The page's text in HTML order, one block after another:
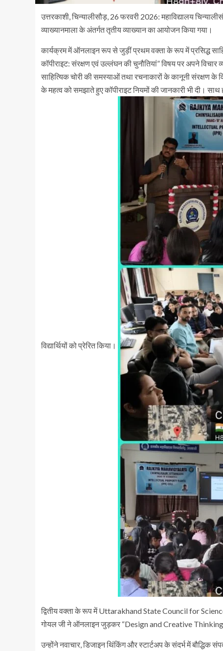
उत्तरकाशी, चिन्यालीसौड़, 26 फरवरी 2026: महाविद्यालय
व्याख्यानमाला के अंतर्गत तृतीय व्याख्यान का आयोजन किया गया।
कार्यक्रम में ऑनलाइन रूप से जुड़ीं प्रथम वक्ता के रूप में प्रसिद्ध
कॉपीराइट: संरक्षण एवं उल्लंघन की चुनौतियां” विषय पर अपने
साहित्यिक चोरी की समस्याओं तथा रचनाकारों के कानूनी संरक्षण के
के महत्व को समझाते हुए कॉपीराइट नियमों की जानकारी भी दी।
विद्यार्थियों को प्रेरित किया।
द्वितीय वक्ता के रूप में Uttarakhand State Council for
गोयल जी ने ऑनलाइन जुड़कर “Design and Creative Thinking
उन्होंने नवाचार, डिजाइन थिंकिंग और स्टार्टअप के संदर्भ में बौद्धिक